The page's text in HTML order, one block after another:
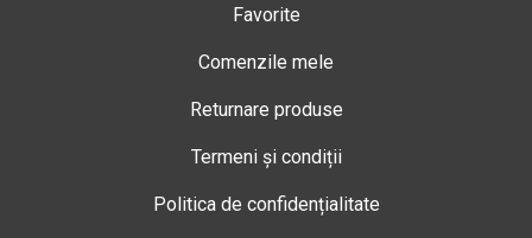
Favorite
Comenzile mele
Returnare produse
Termeni și condiții
Politica de confidențialitate